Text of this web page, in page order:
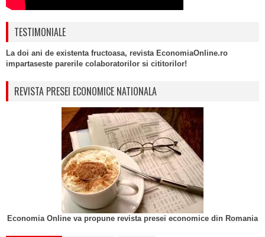
TESTIMONIALE
La doi ani de existenta fructoasa, revista EconomiaOnline.ro
impartaseste parerile colaboratorilor si cititorilor!
REVISTA PRESEI ECONOMICE NATIONALA
Economia Online va propune revista presei economice din Romania